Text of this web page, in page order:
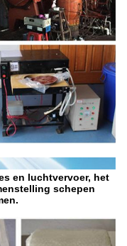
en luchtvervoer, het
schepen